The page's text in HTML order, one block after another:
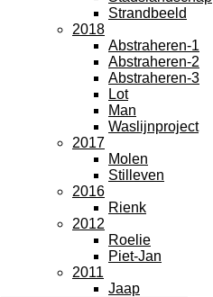
Strandbeeld
2018
Abstraheren-1
Abstraheren-2
Abstraheren-3
Lot
Man
Waslijnproject
2017
Molen
Stilleven
2016
Rienk
2012
Roelie
Piet-Jan
2011
Jaap